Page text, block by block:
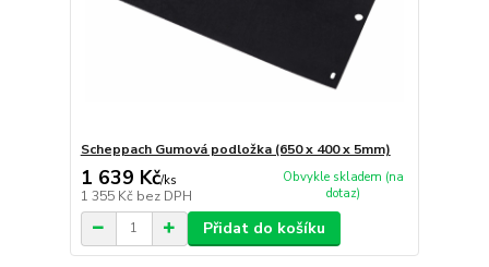
Scheppach Gumová podložka (650 x 400 x 5mm)
1 639 Kč/ks
1 355 Kč bez DPH
Obvykle skladem (na
dotaz)
Přidat do košíku